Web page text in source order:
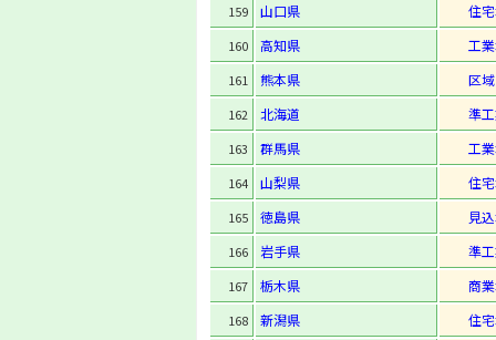
159 山口県 住
160 高知県 工
161 熊本県 区
162 北海道 準
163 群馬県 工
164 山梨県 住
165 徳島県 見
166 岩手県 準
167 栃木県 商
168 新潟県 住